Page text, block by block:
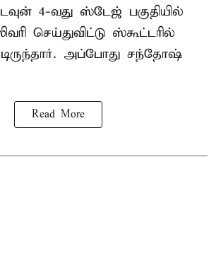
4-வது ஸ்டேஜ் பகுதியில்
செய்துவிட்டு ஸ்கூட்டரில்
அப்போது சந்தோஷ்
Read More